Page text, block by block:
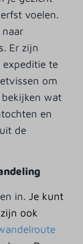
voelen.
Er zijn
expeditie te
om
wat
en
de
in.Je kunt
ook